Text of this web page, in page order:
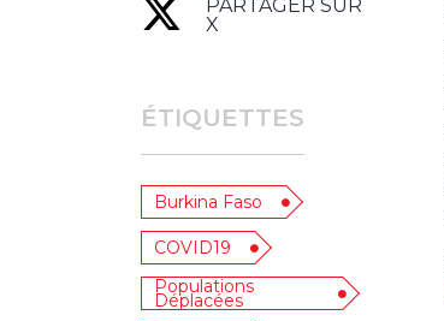
PARTAGER SUR
X
ÉTIQUETTES
Burkina Faso
COVID19
Populations
Déplacées